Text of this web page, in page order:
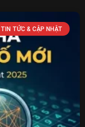
TIN TỨC & CẬP NHẬT